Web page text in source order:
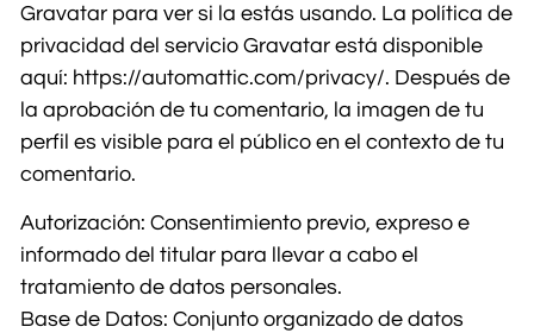
Gravatar para ver si la estás usando. La política de
privacidad del servicio Gravatar está disponible
aquí: https://automattic.com/privacy/. Después de
la aprobación de tu comentario, la imagen de tu
perfil es visible para el público en el contexto de tu
comentario.
Autorización: Consentimiento previo, expreso e
informado del titular para llevar a cabo el
tratamiento de datos personales.
Base de Datos: Conjunto organizado de datos